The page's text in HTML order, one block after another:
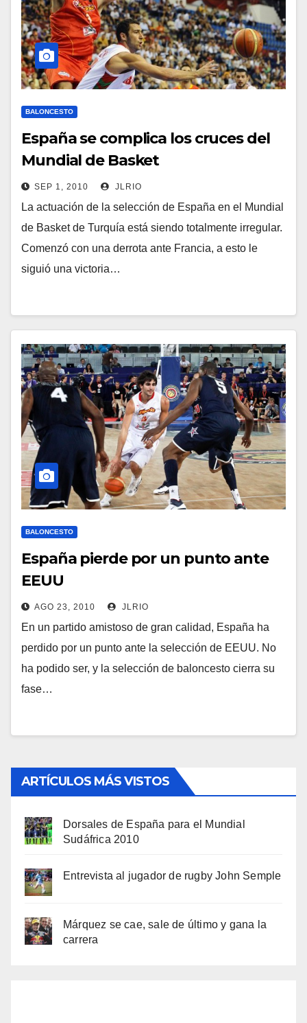
BALONCESTO
España se complica los cruces del
Mundial de Basket
SEP 1, 2010 JLRIO
La actuación de la selección de España en el Mundial
de Basket de Turquía está siendo totalmente irregular.
Comenzó con una derrota ante Francia, a esto le
siguió una victoria…
BALONCESTO
España pierde por un punto ante
EEUU
AGO 23, 2010 JLRIO
En un partido amistoso de gran calidad, España ha
perdido por un punto ante la selección de EEUU. No
ha podido ser, y la selección de baloncesto cierra su
fase…
ARTÍCULOS MÁS VISTOS
Dorsales de España para el Mundial
Sudáfrica 2010
Entrevista al jugador de rugby John Semple
Márquez se cae, sale de último y gana la
carrera